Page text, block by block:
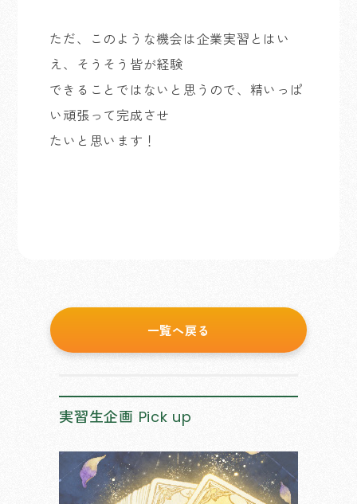
ただ、このような機会は企業実習とはい
え、そうそう皆が経験
できることではないと思うので、精いっぱ
い頑張って完成させ
たいと思います！
一覧へ戻る
実習生企画 Pick up